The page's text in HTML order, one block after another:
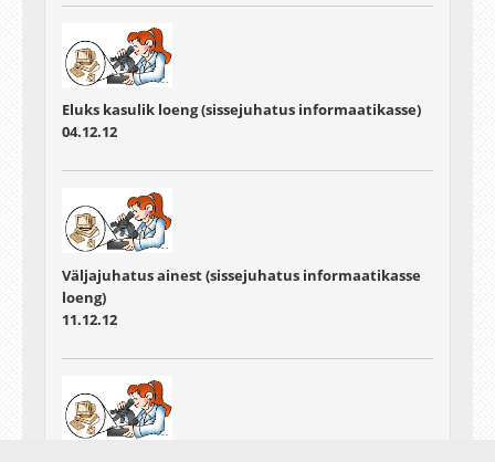
Eluks kasulik loeng (sissejuhatus informaatikasse)
04.12.12
Väljajuhatus ainest (sissejuhatus informaatikasse
loeng)
11.12.12